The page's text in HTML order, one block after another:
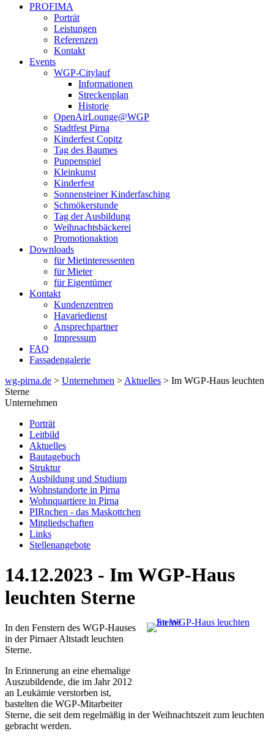
PROFIMA
Porträt
Leistungen
Referenzen
Kontakt
Events
WGP-Citylauf
Informationen
Streckenplan
Historie
OpenAirLounge@WGP
Stadtfest Pirna
Kinderfest Copitz
Tag des Baumes
Puppenspiel
Kleinkunst
Kinderfest
Sonnensteiner Kinderfasching
Schmökerstunde
Tag der Ausbildung
Weihnachtsbäckerei
Promotionaktion
Downloads
für Mietinteressenten
für Mieter
für Eigentümer
Kontakt
Kundenzentren
Havariedienst
Ansprechpartner
Impressum
FAQ
Fassadengalerie
wg-pirna.de > Unternehmen > Aktuelles > Im WGP-Haus leuchten
Sterne
Unternehmen
Porträt
Leitbild
Aktuelles
Bautagebuch
Struktur
Ausbildung und Studium
Wohnstandorte in Pirna
Wohnquartiere in Pirna
PIRnchen - das Maskottchen
Mitgliedschaften
Links
Stellenangebote
14.12.2023 - Im WGP-Haus
leuchten Sterne
In den Fenstern des WGP-Hauses
in der Pirnaer Altstadt leuchten
Sterne.
In Erinnerung an eine ehemalige
Auszubildende, die im Jahr 2012
an Leukämie verstorben ist,
bastelten die WGP-Mitarbeiter
Sterne, die seit dem regelmäßig in der Weihnachtszeit zum leuchten
gebracht werden.